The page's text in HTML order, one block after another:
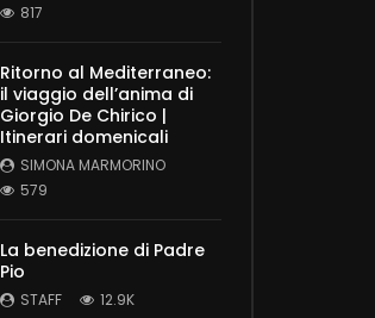
817
Ritorno al Mediterraneo:
il viaggio dell’anima di
Giorgio De Chirico |
Itinerari domenicali
SIMONA MARMORINO
579
La benedizione di Padre
Pio
STAFF 12.9K